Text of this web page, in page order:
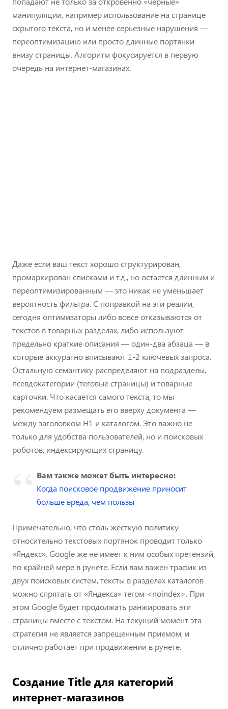
манипуляции, например использование на странице
скрытого текста, но и менее серьезные нарушения —
переоптимизацию или просто длинные портянки
внизу страницы. Алгоритм фокусируется в первую
очередь на интернет-магазинах.
Даже если ваш текст хорошо структурирован,
промаркирован списками и т.д., но остается длинным и
переоптимизированным — это никак не уменьшает
вероятность фильтра. С поправкой на эти реалии,
сегодня оптимизаторы либо вовсе отказываются от
текстов в товарных разделах, либо используют
предельно краткие описания — один-два абзаца — в
которые аккуратно вписывают 1-2 ключевых запроса.
Остальную семантику распределяют на подразделы,
псевдокатегории (теговые страницы) и товарные
карточки. Что касается самого текста, то мы
рекомендуем размещать его вверху документа —
между заголовком H1 и каталогом. Это важно не
только для удобства пользователей, но и поисковых
роботов, индексирующих страницу.
Вам также может быть интересно:
Когда поисковое продвижение приносит
больше вреда, чем пользы
Примечательно, что столь жесткую политику
относительно текстовых портянок проводит только
«Яндекс». Google же не имеет к ним особых претензий,
по крайней мере в рунете. Если вам важен трафик из
двух поисковых систем, тексты в разделах каталогов
можно спрятать от «Яндекса» тегом <noindex>. При
этом Google будет продолжать ранжировать эти
страницы вместе с текстом. На текущий момент эта
стратегия не является запрещенным приемом, и
отлично работает при продвижении в рунете.
Создание Title для категорий
интернет-магазинов